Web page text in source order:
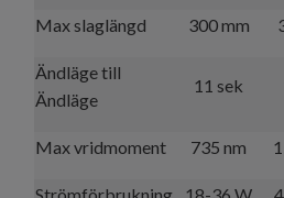
Max slaglängd 300 mm
Ändläge till
Ändläge
11 sek
Max vridmoment 735 nm